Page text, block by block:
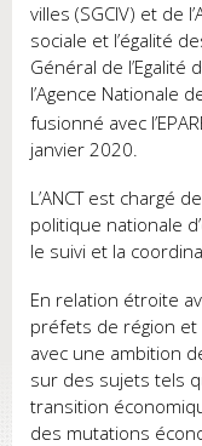
villes (SGCIV) et de
sociale et l’égalité
Général de l’Egalité
l’Agence Nationale
fusionné avec
janvier 2020.
L’ANCT est chargé
politique nationale
le suivi et la
En relation étroite
préfets de région
avec une ambition
sur des sujets tels
transition
des mutations